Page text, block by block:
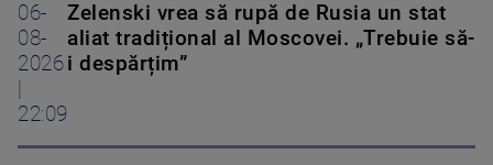
06-
08-
2026
22:09
Zelenski vrea să rupă de Rusia un stat
aliat tradițional al Moscovei. „Trebuie să-
i despărțim”